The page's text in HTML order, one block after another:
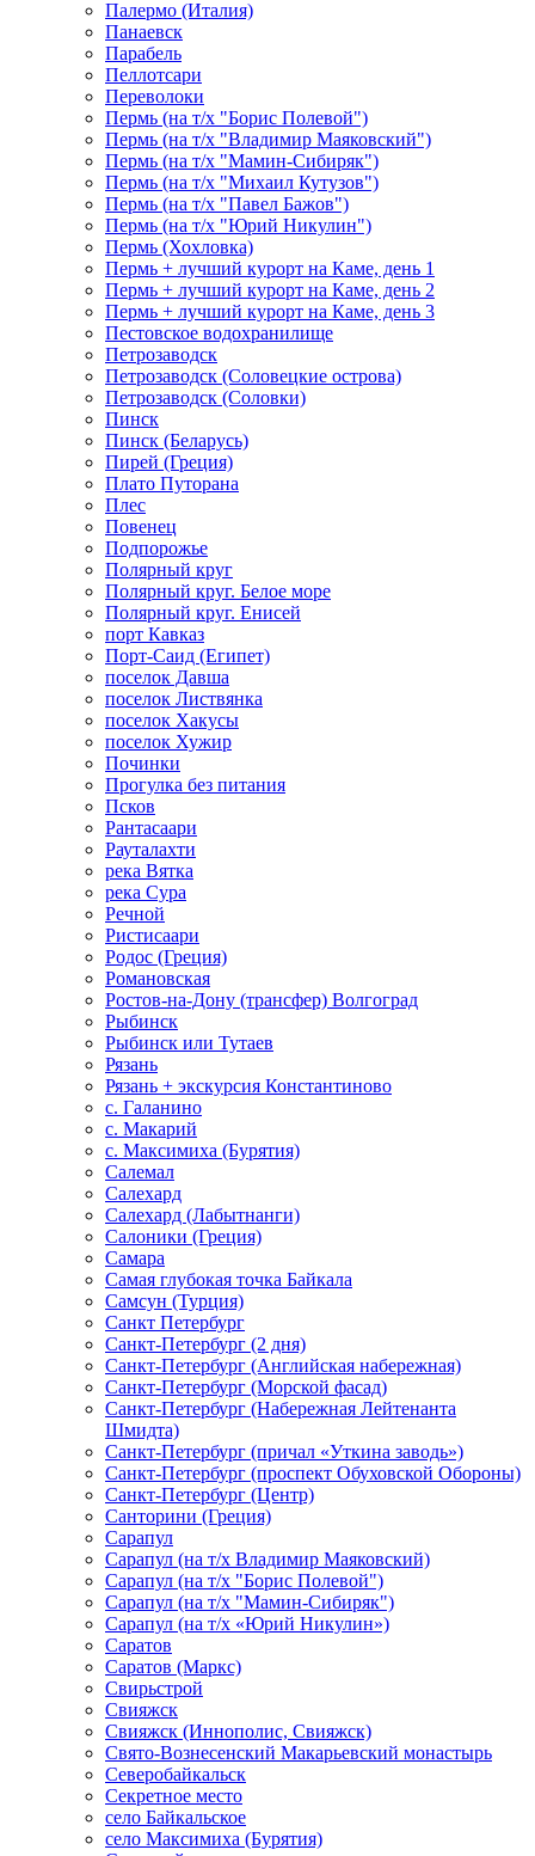
Палермо (Италия)
Панаевск
Парабель
Пеллотсари
Переволоки
Пермь (на т/х "Борис Полевой")
Пермь (на т/х "Владимир Маяковский")
Пермь (на т/х "Мамин-Сибиряк")
Пермь (на т/х "Михаил Кутузов")
Пермь (на т/х "Павел Бажов")
Пермь (на т/х "Юрий Никулин")
Пермь (Хохловка)
Пермь + лучший курорт на Каме, день 1
Пермь + лучший курорт на Каме, день 2
Пермь + лучший курорт на Каме, день 3
Пестовское водохранилище
Петрозаводск
Петрозаводск (Соловецкие острова)
Петрозаводск (Соловки)
Пинск
Пинск (Беларусь)
Пирей (Греция)
Плато Путорана
Плес
Повенец
Подпорожье
Полярный круг
Полярный круг. Белое море
Полярный круг. Енисей
порт Кавказ
Порт-Саид (Египет)
поселок Давша
поселок Листвянка
поселок Хакусы
поселок Хужир
Починки
Прогулка без питания
Псков
Рантасаари
Рауталахти
река Вятка
река Сура
Речной
Ристисаари
Родос (Греция)
Романовская
Ростов-на-Дону (трансфер) Волгоград
Рыбинск
Рыбинск или Тутаев
Рязань
Рязань + экскурсия Константиново
с. Галанино
с. Макарий
с. Максимиха (Бурятия)
Салемал
Салехард
Салехард (Лабытнанги)
Салоники (Греция)
Самара
Самая глубокая точка Байкала
Самсун (Турция)
Санкт Петербург
Санкт-Петербург (2 дня)
Санкт-Петербург (Английская набережная)
Санкт-Петербург (Морской фасад)
Санкт-Петербург (Набережная Лейтенанта
Шмидта)
Санкт-Петербург (причал «Уткина заводь»)
Санкт-Петербург (проспект Обуховской Обороны)
Санкт-Петербург (Центр)
Санторини (Греция)
Сарапул
Сарапул (на т/х Владимир Маяковский)
Сарапул (на т/х "Борис Полевой")
Сарапул (на т/х "Мамин-Сибиряк")
Сарапул (на т/х «Юрий Никулин»)
Саратов
Саратов (Маркс)
Свирьстрой
Свияжск
Свияжск (Иннополис, Свияжск)
Свято-Вознесенский Макарьевский монастырь
Северобайкальск
Секретное место
село Байкальское
село Максимиха (Бурятия)